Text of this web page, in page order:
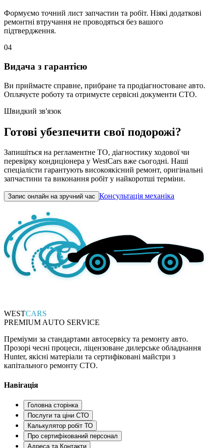
Формуємо точний лист запчастин та робіт. Ніякі додаткові
ремонтні втручання не проводяться без вашого
підтвердження.
04
Видача з гарантією
Ви приймаєте справне, прибране та продіагностоване авто.
Оплачуєте роботу та отримуєте сервісні документи СТО.
Швидкий зв'язок
Готові убезпечити свої подорожі?
Запишіться на регламентне ТО, діагностику ходової чи
перевірку кондиціонера у WestCars вже сьогодні. Наші
спеціалісти гарантують високоякісний ремонт, оригінальні
запчастини та виконання робіт у найкоротші терміни.
Запис онлайн на зручний час Консультація механіка
WESTCARS
PREMIUM AUTO SERVICE
Преміуми за стандартами автосервісу та ремонту авто.
Прозорі чесні процеси, ліцензоване дилерське обладнання
Hunter, якісні матеріали та сертифіковані майстри з
капітального ремонту СТО.
Навігація
Головна сторінка
Послуги та ціни СТО
Калькулятор робіт ТО
Про сертифікований персонал
Адреса та Контакти